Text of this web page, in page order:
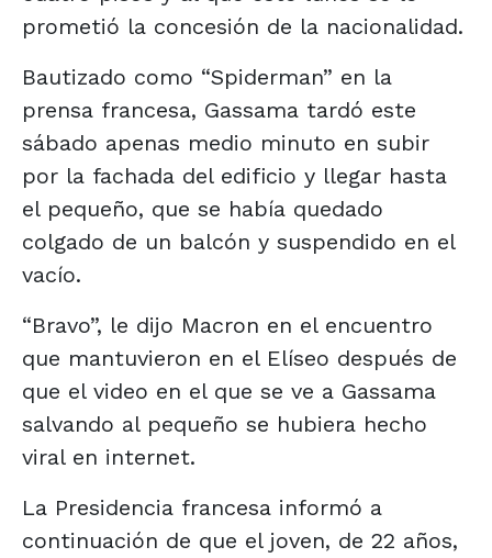
prometió la concesión de la nacionalidad.
Bautizado como “Spiderman” en la
prensa francesa, Gassama tardó este
sábado apenas medio minuto en subir
por la fachada del edificio y llegar hasta
el pequeño, que se había quedado
colgado de un balcón y suspendido en el
vacío.
“Bravo”, le dijo Macron en el encuentro
que mantuvieron en el Elíseo después de
que el video en el que se ve a Gassama
salvando al pequeño se hubiera hecho
viral en internet.
La Presidencia francesa informó a
continuación de que el joven, de 22 años,